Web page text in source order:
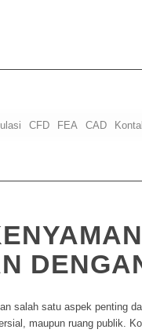
CFD FEA CAD
salah satu aspek penting
maupun ruang publik.